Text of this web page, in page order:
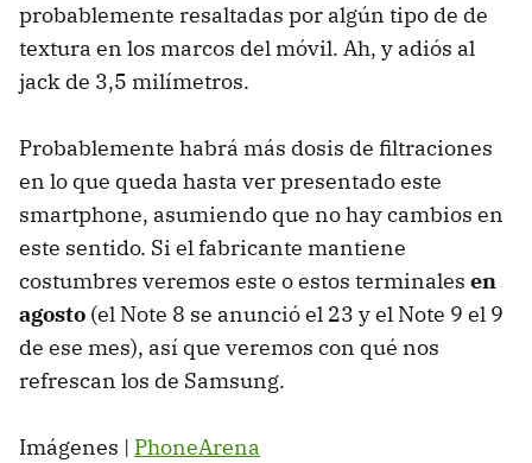
probablemente resaltadas por algún tipo de de
textura en los marcos del móvil. Ah, y adiós al
jack de 3,5 milímetros.
Probablemente habrá más dosis de filtraciones
en lo que queda hasta ver presentado este
smartphone, asumiendo que no hay cambios en
este sentido. Si el fabricante mantiene
costumbres veremos este o estos terminales en
agosto (el Note 8 se anunció el 23 y el Note 9 el 9
de ese mes), así que veremos con qué nos
refrescan los de Samsung.
Imágenes | PhoneArena